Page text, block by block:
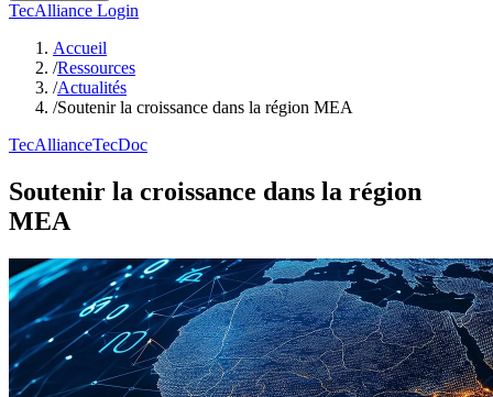
TecAlliance Login
Accueil
/Ressources
/Actualités
/Soutenir la croissance dans la région MEA
TecAllianceTecDoc
Soutenir la croissance dans la région
MEA